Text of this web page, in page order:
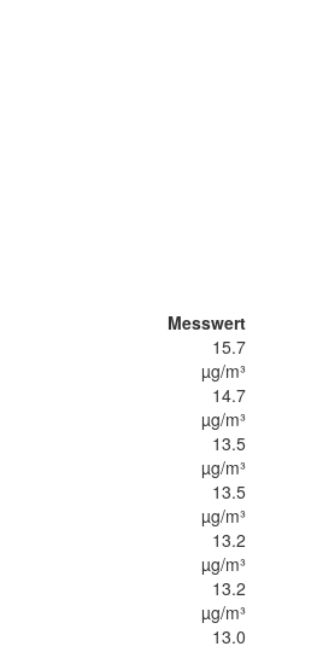
Messwert
15.7
µg/m³
14.7
µg/m³
13.5
µg/m³
13.5
µg/m³
13.2
µg/m³
13.2
µg/m³
13.0